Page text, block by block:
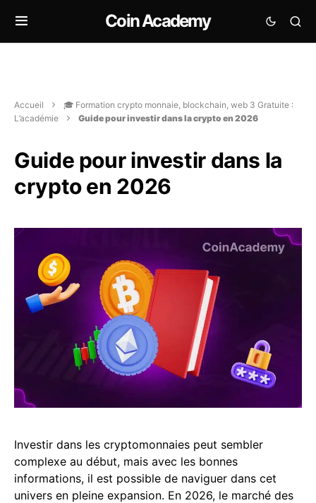
Coin Academy
Accueil
🎓 Formation crypto monnaie, blockchain, web 3 Gratuite :
L’académie
Guide pour investir dans la crypto en 2026
Guide pour investir dans la
crypto en 2026
Investir dans les cryptomonnaies peut sembler
complexe au début, mais avec les bonnes
informations, il est possible de naviguer dans cet
univers en pleine expansion. En 2026, le marché des